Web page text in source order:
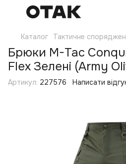
Каталог Тактичне
Брюки M-Tac
Flex Зелені (Army
Артикул: 227576 Написати